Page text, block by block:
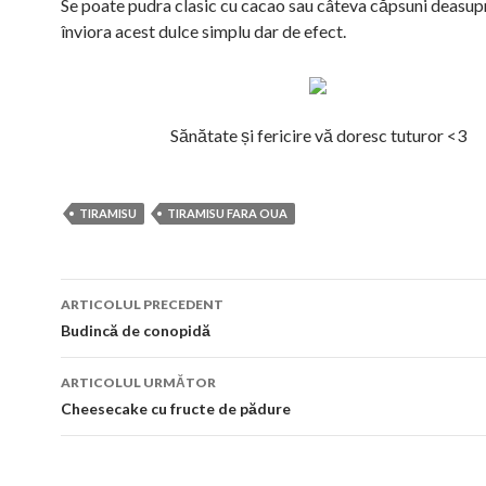
Se poate pudra clasic cu cacao sau câteva căpsuni
înviora acest dulce simplu dar de efect.
Sănătate și fericire vă doresc tuturor <3
TIRAMISU TIRAMISU FARA OUA
Navigare
în
articol
ARTICOLUL PRECEDENT
Budincă de conopidă
ARTICOLUL URMĂTOR
Cheesecake cu fructe de pădure